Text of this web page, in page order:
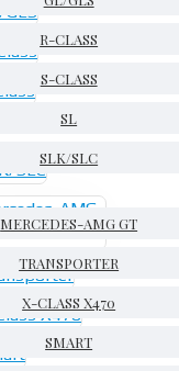
R-CLASS
S-CLASS
SL
SLK/SLC
MERCEDES-AMG GT
TRANSPORTER
X-CLASS X470
SMART